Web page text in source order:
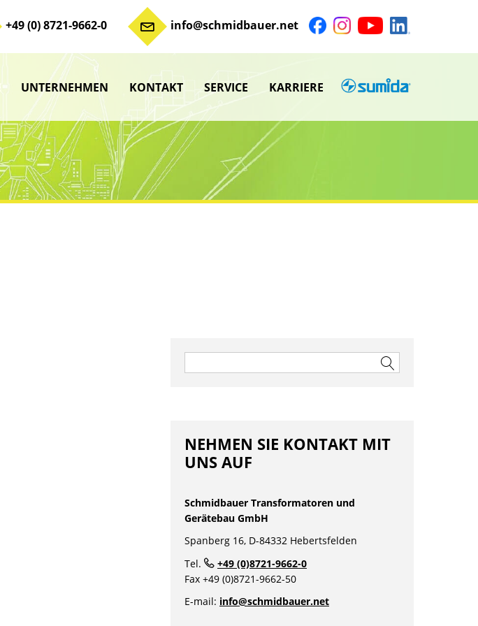
+49 (0) 8721-9662-0 info@schmidbauer.net
Untermenü
anzeigen
Untermenü
anzeigen
Untermenü
anzeigen
UNTERNEHMEN KONTAKT SERVICE
Untermenü
KARRIERE SUMIDA
nach:
NEHMEN SIE KONTAKT MIT
UNS AUF
Schmidbauer Transformatoren und
Gerätebau GmbH
Spanberg 16, D-84332 Hebertsfelden
Tel.
+49 (0)8721-9662-0
Fax +49 (0)8721-9662-50
E-mail: info@schmidbauer.net